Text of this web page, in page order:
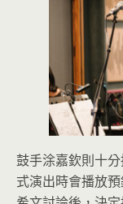
鼓手涂嘉欽則十
式演出時會播放